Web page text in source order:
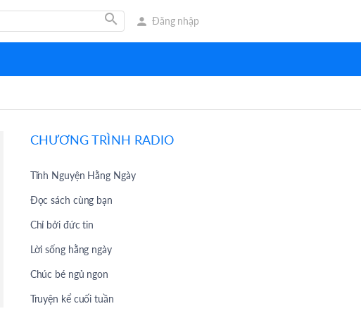
search person Đăng nhập
CHƯƠNG TRÌNH RADIO
Tĩnh Nguyện Hằng Ngày
Đọc sách cùng bạn
Chỉ bởi đức tin
Lời sống hằng ngày
Chúc bé ngủ ngon
Truyện kể cuối tuần